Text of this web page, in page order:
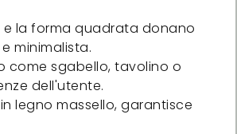
e la forma quadrata donano
minimalista.
come sgabello, tavolino o
dell'utente.
legno massello, garantisce